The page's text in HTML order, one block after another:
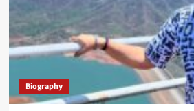
Biography